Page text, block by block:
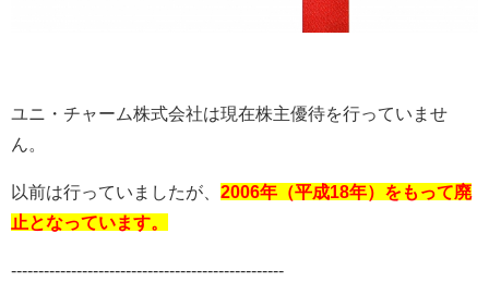
ユニ・チャーム株式会社は現在株主優待を行っていませ
ん。
以前は行っていましたが、 2006年（平成18年）をもって廃
止となっています。
--------------------------------------------------